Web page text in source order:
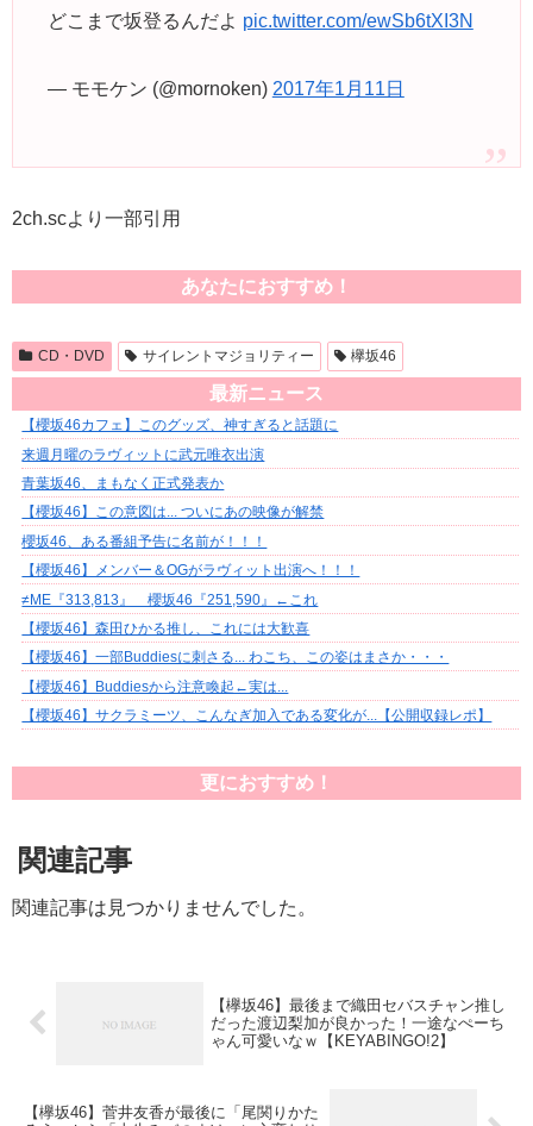
どこまで坂登るんだよ pic.twitter.com/ewSb6tXI3N
— モモケン (@mornoken) 2017年1月11日
2ch.scより一部引用
あなたにおすすめ！
CD・DVD サイレントマジョリティー 欅坂46
最新ニュース
【櫻坂46カフェ】このグッズ、神すぎると話題に
来週月曜のラヴィットに武元唯衣出演
青葉坂46、まもなく正式発表か
【櫻坂46】この意図は... ついにあの映像が解禁
櫻坂46、ある番組予告に名前が！！！
【櫻坂46】メンバー＆OGがラヴィット出演へ！！！
≠ME『313,813』 櫻坂46『251,590』←これ
【櫻坂46】森田ひかる推し、これには大歓喜
【櫻坂46】一部Buddiesに刺さる... わこち、この姿はまさか・・・
【櫻坂46】Buddiesから注意喚起←実は...
【櫻坂46】サクラミーツ、こんなぎ加入である変化が...【公開収録レポ】
更におすすめ！
関連記事
関連記事は見つかりませんでした。
【欅坂46】最後まで織田セバスチャン推し
だった渡辺梨加が良かった！一途なぺーち
ゃん可愛いなｗ【KEYABINGO!2】
【欅坂46】菅井友香が最後に「尾関りかた